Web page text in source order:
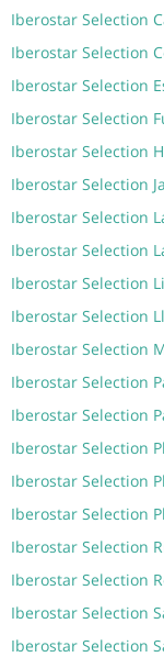
Iberostar Selection
Iberostar Selection
Iberostar Selection
Iberostar Selection
Iberostar Selection
Iberostar Selection
Iberostar Selection
Iberostar Selection
Iberostar Selection
Iberostar Selection
Iberostar Selection
Iberostar Selection
Iberostar Selection
Iberostar Selection
Iberostar Selection
Iberostar Selection
Iberostar Selection
Iberostar Selection
Iberostar Selection
Iberostar Selection